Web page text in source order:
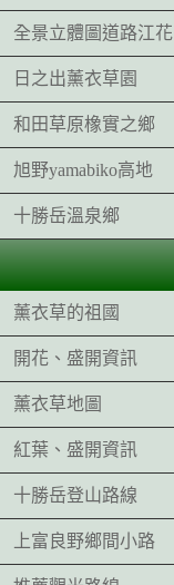
全景立體圖道路江花
日之出薰衣草園
和田草原橡實之鄉
旭野yamabiko高地
十勝岳溫泉鄉
薰衣草的祖國
開花、盛開資訊
薰衣草地圖
紅葉、盛開資訊
十勝岳登山路線
上富良野鄉間小路